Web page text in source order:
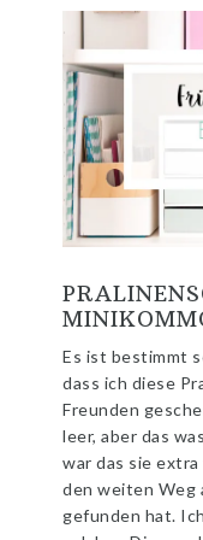
Es ist bestimmt
dass ich diese
Freunden
leer, aber das
war das sie
den weiten Weg
gefunden hat.